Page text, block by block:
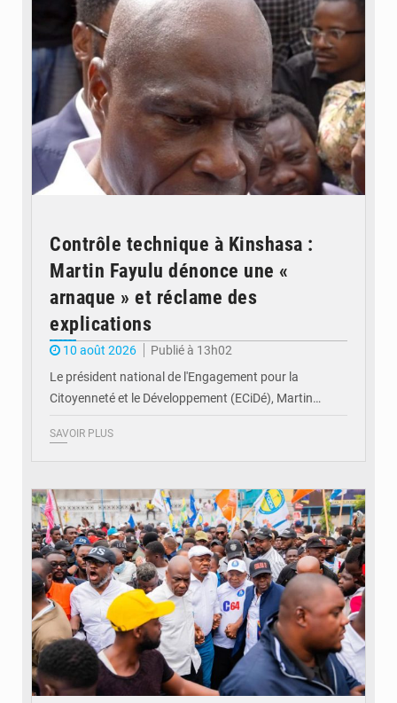
Contrôle technique à Kinshasa :
Martin Fayulu dénonce une «
arnaque » et réclame des
explications
10 août 2026
Publié à 13h02
Le président national de l'Engagement pour la
Citoyenneté et le Développement (ECiDé), Martin…
SAVOIR PLUS